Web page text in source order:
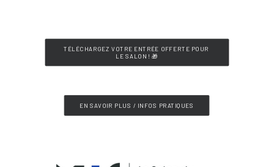
TÉLÉCHARGEZ VOTRE ENTRÉE OFFERTE POUR
LE SALON ! 🎁
EN SAVOIR PLUS / INFOS PRATIQUES